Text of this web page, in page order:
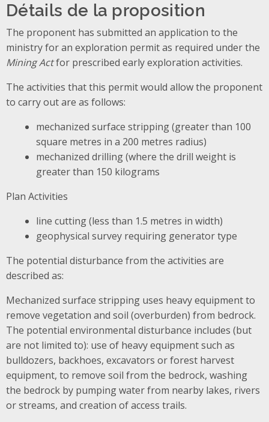
Détails de la proposition
The proponent has submitted an application to the
ministry for an exploration permit as required under the
Mining Actfor prescribed early exploration activities.
The activities that this permit would allow the proponent
to carry out are as follows:
mechanized surface stripping (greater than 100
square metres in a 200 metres radius)
mechanized drilling (where the drill weight is
greater than 150 kilograms
Plan Activities
line cutting (less than 1.5 metres in width)
geophysical survey requiring generator type
The potential disturbance from the activities are
described as:
Mechanized surface stripping uses heavy equipment to
remove vegetation and soil (overburden) from bedrock.
The potential environmental disturbance includes (but
are not limited to): use of heavy equipment such as
bulldozers, backhoes, excavators or forest harvest
equipment, to remove soil from the bedrock, washing
the bedrock by pumping water from nearby lakes, rivers
or streams, and creation of access trails.